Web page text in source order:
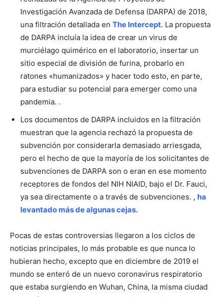
Investigación Avanzada de Defensa (DARPA) de 2018,
una filtración detallada en The Intercept. La propuesta
de DARPA incluía la idea de crear un virus de
murciélago quimérico en el laboratorio, insertar un
sitio especial de división de furina, probarlo en
ratones «humanizados» y hacer todo esto, en parte,
para estudiar su potencial para emerger como una
pandemia. .
Los documentos de DARPA incluidos en la filtración
muestran que la agencia rechazó la propuesta de
subvención por considerarla demasiado arriesgada,
pero el hecho de que la mayoría de los solicitantes de
subvenciones de DARPA son o eran en ese momento
receptores de fondos del NIH NIAID, bajo el Dr. Fauci,
ya sea directamente o a través de subvenciones. , ha
levantado más de algunas cejas.
Pocas de estas controversias llegaron a los ciclos de
noticias principales, lo más probable es que nunca lo
hubieran hecho, excepto que en diciembre de 2019 el
mundo se enteró de un nuevo coronavirus respiratorio
que estaba surgiendo en Wuhan, China, la misma ciudad